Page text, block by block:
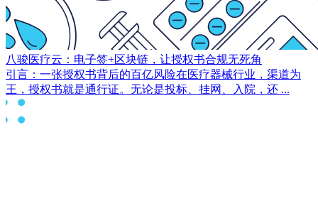
八骏医疗云：电子签+区块链，让授权书合规无死角
引言：一张授权书背后的百亿风险在医疗器械行业，渠道为
王，授权书就是通行证。无论是投标、挂网、入院，还 ...